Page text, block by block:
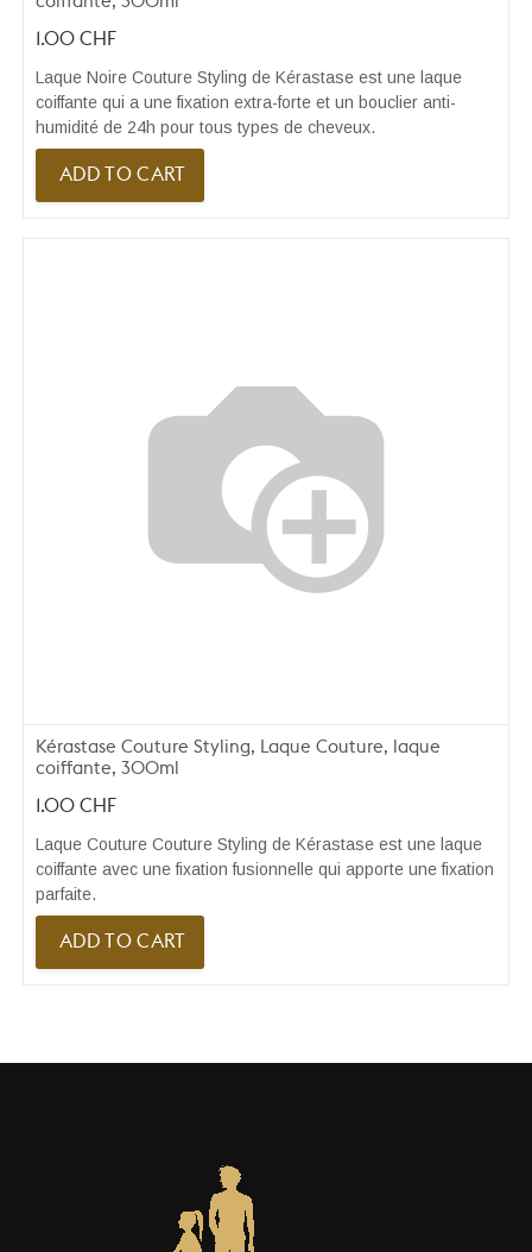
1.00 CHF
Laque Noire Couture Styling de Kérastase est une laque
coiffante qui a une fixation extra-forte et un bouclier anti-
humidité de 24h pour tous types de cheveux.
ADD TO CART
Kérastase Couture Styling, Laque Couture, laque
coiffante, 300ml
1.00 CHF
Laque Couture Couture Styling de Kérastase est une laque
coiffante avec une fixation fusionnelle qui apporte une fixation
parfaite.
ADD TO CART